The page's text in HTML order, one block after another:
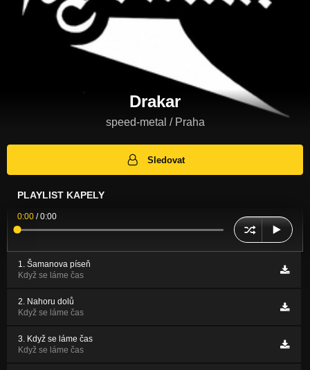
Drakar
speed-metal / Praha
Sledovat
PLAYLIST KAPELY
0:00 /0:00
1. Šamanova píseň
Když se láme čas
2. Nahoru dolů
Když se láme čas
3. Když se láme čas
Když se láme čas